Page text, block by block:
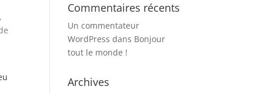
Commentaires récents
Un commentateur
WordPress dans Bonjour
tout le monde !
Archives